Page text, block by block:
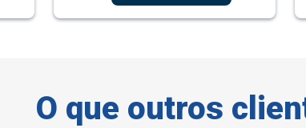
O que outros